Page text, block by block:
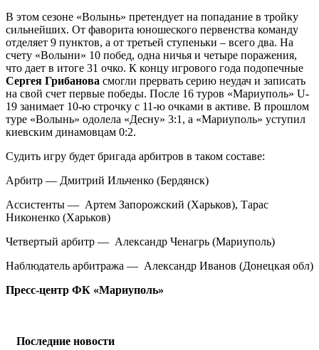
В этом сезоне «Волынь» претендует на попадание в тройку
сильнейших. От фаворита юношеского первенства команду
отделяет 9 пунктов, а от третьей ступеньки – всего два. На
счету «Волыни» 10 побед, одна ничья и четыре поражения,
что дает в итоге 31 очко. К концу игрового года подопечные
Сергея Грибанова смогли прервать серию неудач и записать
на свой счет первые победы. После 16 туров «Мариуполь» U-
19 занимает 10-ю строчку с 11-ю очками в активе. В прошлом
туре «Волынь» одолела «Десну» 3:1, а «Мариуполь» уступил
киевским динамовцам 0:2.
Судить игру будет бригада арбитров в таком составе:
Арбитр — Дмитрий Ильченко (Бердянск)
Ассистенты — Артем Запорожский (Харьков), Тарас
Никоненко (Харьков)
Четвертый арбитр — Александр Ченагрь (Мариуполь)
Наблюдатель арбитража — Александр Иванов (Донецкая обл)
Пресс-центр ФК «Мариуполь»
Последние новости